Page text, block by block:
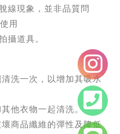
線現象，並非品質問
用
攝道具。
洗一次，以增加其吸水
他衣物一起清洗。
商品纖維的彈性及降低